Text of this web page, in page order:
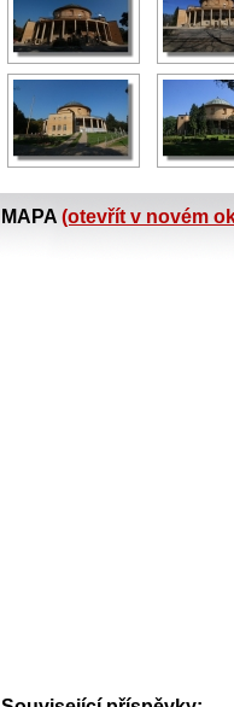
MAPA (otevřít v novém